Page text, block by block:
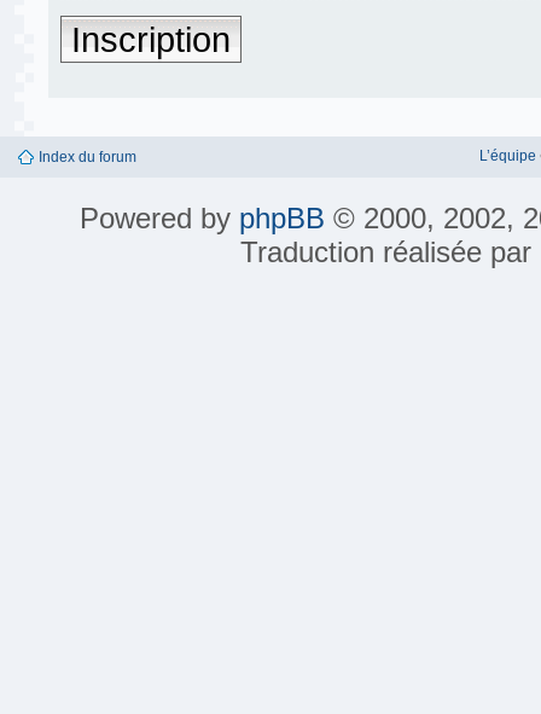
Inscription
Index du forum L’équipe
Powered by phpBB © 2000, 2002,
Traduction réalisée par